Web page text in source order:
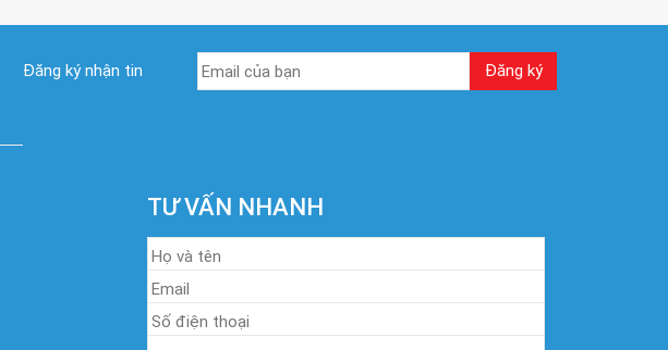
Đăng ký nhận tin
TƯ VẤN NHANH